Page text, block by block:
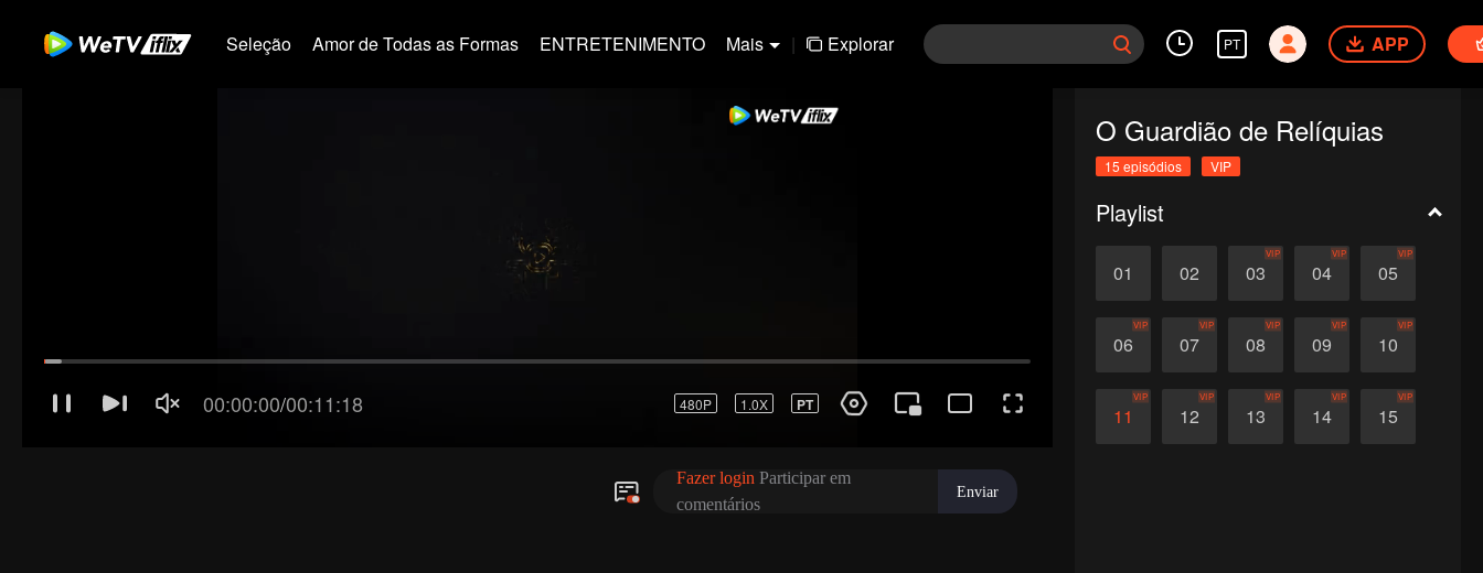
Seleção Amor de Todas as Formas ENTRETENIMENTO Mais | Explorar PT APP
O Guardião de Relíquias
15 episódios VIP
Playlist
01 02 03
VIP
04
VIP
05
VIP
06
VIP
07
VIP
08
VIP
09
VIP
10
VIP
11
VIP
12
VIP
13
VIP
14
VIP
15
VIP